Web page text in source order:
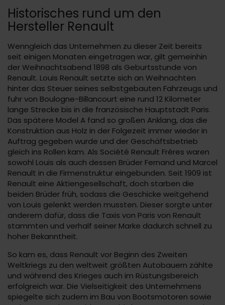
Historisches rund um den
Hersteller Renault
Wenngleich das Unternehmen zu dieser Zeit bereits
seit einigen Monaten eingetragen war, gilt gemeinhin
der Weihnachtsabend 1898 als Geburtsstunde von
Renault. Louis Renault setzte sich an Weihnachten
hinter das Steuer seines selbstgebauten Fahrzeugs und
fuhr von Boulogne-Billancourt eine rund 12 Kilometer
lange Strecke bis in die französische Hauptstadt Paris.
Das spätere Model A fand so großen Anklang, das die
Konstruktion aus Holz in der Folgezeit immer wieder in
Auftrag gegeben wurde und der Geschäftsbetrieb
gleich ins Rollen kam. Als Société Renault Frères waren
sowohl Louis als auch dessen Brüder Fernand und Marcel
Renault in die Firmenstruktur eingebunden. Seit 1909 ist
Renault eine Aktiengesellschaft, doch starben die
beiden Brüder früh, sodass die Geschicke weitgehend
von Louis gelenkt werden mussten. Dieser sorgte unter
anderem dafür, dass die Taxis von Paris von Renault
stammten und verhalf seiner Marke dadurch schnell zu
hoher Bekanntheit.
So kam es, dass Renault vor Beginn des Zweiten
Weltkriegs zu den weltweit größten Autobauern zählte
und während des Krieges auch im Rüstungsbereich
erfolgreich war. Die Vielseitigkeit des Unternehmens
spiegelte sich zudem im Bau von Bootsmotoren sowie